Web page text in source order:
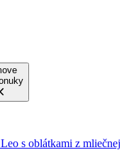
s oblátkami z mliečnej